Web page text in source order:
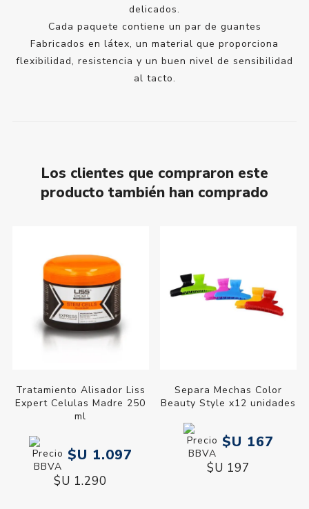
delicados.
Cada paquete contiene un par de guantes
Fabricados en látex, un material que proporciona
flexibilidad, resistencia y un buen nivel de sensibilidad
al tacto.
Los clientes que compraron este
producto también han comprado
Tratamiento Alisador Liss
Expert Celulas Madre 250
ml
$U 1.097
$U 1.290
Separa Mechas Color
Beauty Style x12 unidades
$U 167
$U 197